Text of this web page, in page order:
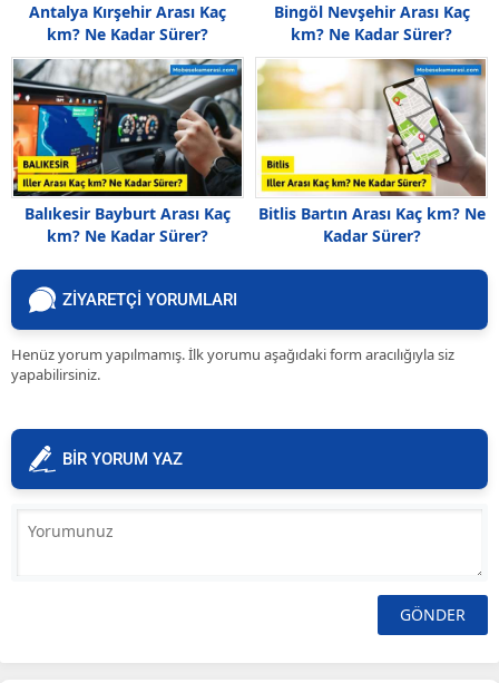
Antalya Kırşehir Arası Kaç
km? Ne Kadar Sürer?
Bingöl Nevşehir Arası Kaç
km? Ne Kadar Sürer?
Balıkesir Bayburt Arası Kaç
km? Ne Kadar Sürer?
Bitlis Bartın Arası Kaç km? Ne
Kadar Sürer?
ZİYARETÇİ YORUMLARI
Henüz yorum yapılmamış. İlk yorumu aşağıdaki form aracılığıyla siz
yapabilirsiniz.
BİR YORUM YAZ